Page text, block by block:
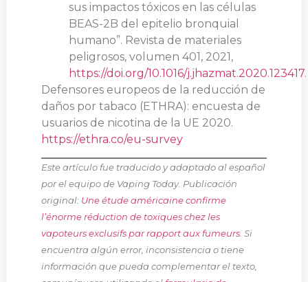
sus impactos tóxicos en las células
BEAS-2B del epitelio bronquial
humano”. Revista de materiales
peligrosos, volumen 401, 2021,
https://doi.org/10.1016/j.jhazmat.2020.123417.
Defensores europeos de la reducción de
daños por tabaco (ETHRA): encuesta de
usuarios de nicotina de la UE 2020.
https://ethra.co/eu-survey
Este artículo fue traducido y adaptado al español
por el equipo de Vaping Today. Publicación
original: Une étude américaine confirme
l’énorme réduction de toxiques chez les
vapoteurs exclusifs par rapport aux fumeurs. Si
encuentra algún error, inconsistencia o tiene
información que pueda complementar el texto,